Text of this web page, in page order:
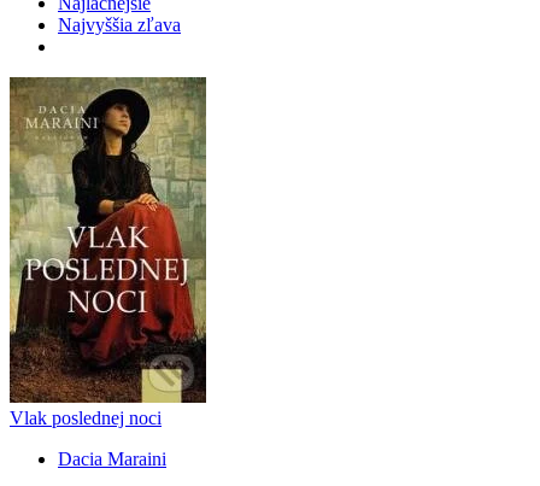
Najvyššia zľava
Vlak poslednej noci
Dacia Maraini